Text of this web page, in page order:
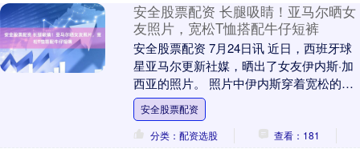
安全股票配资 长腿吸睛！亚马尔晒女
友照片，宽松T恤搭配牛仔短裤
安全股票配资 7月24日讯 近日，西班牙球
星亚马尔更新社媒，晒出了女友伊内斯·加
西亚的照片。 照片中伊内斯穿着宽松的黄
色T恤，搭配一条牛仔短裤，正在看手机。
伊....
安全股票配资
分类：配资选股
查看：181